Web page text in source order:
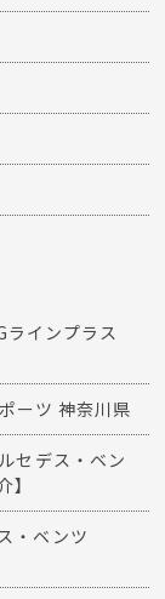
インプラス
ーツ 神奈川県
セデス・ベン
・ベンツ